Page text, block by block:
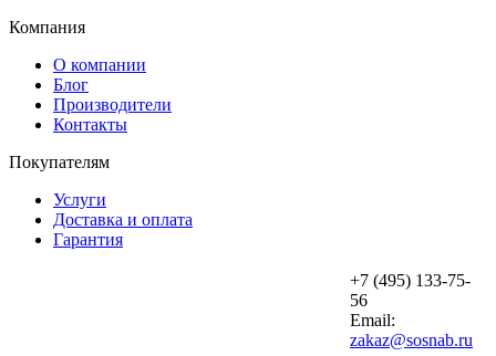
Компания
О компании
Блог
Производители
Контакты
Покупателям
Услуги
Доставка и оплата
Гарантия
+7 (495) 133-75-
56
Email:
zakaz@sosnab.ru